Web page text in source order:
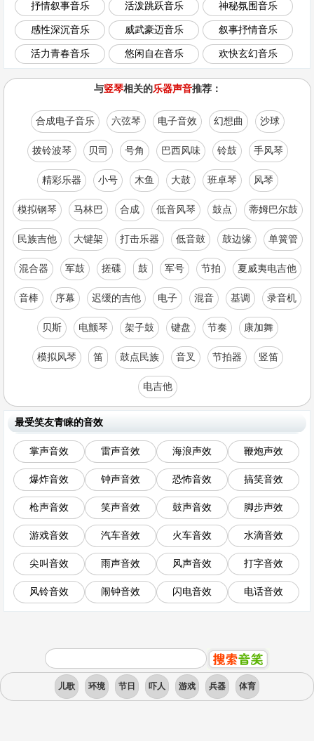
抒情叙事音乐 活泼跳跃音乐 神秘氛围音乐
感性深沉音乐 威武豪迈音乐 叙事抒情音乐
活力青春音乐 悠闲自在音乐 欢快玄幻音乐
与竖琴相关的乐器声音推荐：
合成电子音乐 六弦琴 电子音效 幻想曲 沙球
拨铃波琴 贝司 号角 巴西风味 铃鼓 手风琴
精彩乐器 小号 木鱼 大鼓 班卓琴 风琴
模拟钢琴 马林巴 合成 低音风琴 鼓点 蒂姆巴尔鼓
民族吉他 大键架 打击乐器 低音鼓 鼓边缘 单簧管
混合器 军鼓 搓碟 鼓 军号 节拍 夏威夷电吉他
音棒 序幕 迟缓的吉他 电子 混音 基调 录音机
贝斯 电颤琴 架子鼓 键盘 节奏 康加舞
模拟风琴 笛 鼓点民族 音叉 节拍器 竖笛
电吉他
最受笑友青睐的音效
掌声音效 雷声音效 海浪声效 鞭炮声效
爆炸音效 钟声音效 恐怖音效 搞笑音效
枪声音效 笑声音效 鼓声音效 脚步声效
游戏音效 汽车音效 火车音效 水滴音效
尖叫音效 雨声音效 风声音效 打字音效
风铃音效 闹钟音效 闪电音效 电话音效
儿歌 环境 节日 吓人 游戏 兵器 体育